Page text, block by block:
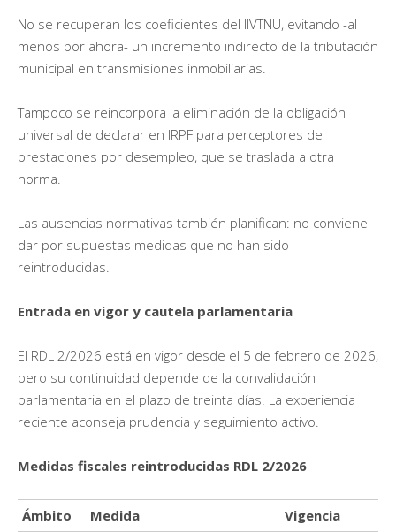
No se recuperan los coeficientes del IIVTNU, evitando -al
menos por ahora- un incremento indirecto de la tributación
municipal en transmisiones inmobiliarias.
Tampoco se reincorpora la eliminación de la obligación
universal de declarar en IRPF para perceptores de
prestaciones por desempleo, que se traslada a otra
norma.
Las ausencias normativas también planifican: no conviene
dar por supuestas medidas que no han sido
reintroducidas.
Entrada en vigor y cautela parlamentaria
El RDL 2/2026 está en vigor desde el 5 de febrero de 2026,
pero su continuidad depende de la convalidación
parlamentaria en el plazo de treinta días. La experiencia
reciente aconseja prudencia y seguimiento activo.
Medidas fiscales reintroducidas RDL 2/2026
Ámbito Medida
Vigencia